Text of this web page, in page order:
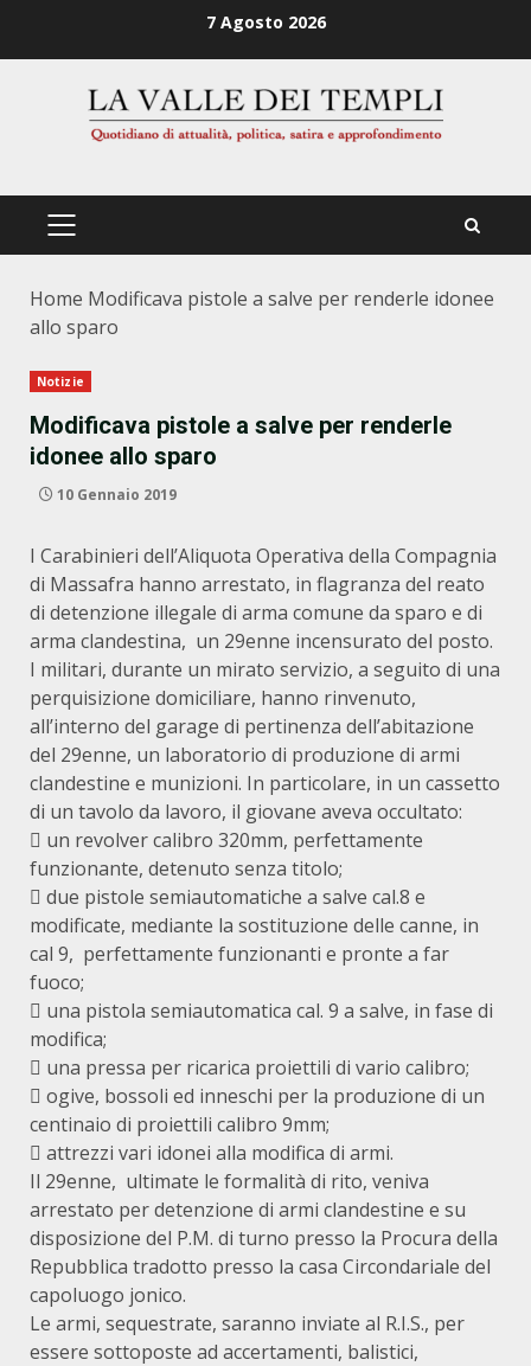
7 Agosto 2026
PRIMÄRES
Home Modificava pistole a salve per renderle idonee
allo sparo
Notizie
Modificava pistole a salve per renderle
idonee allo sparo
10 Gennaio 2019
I Carabinieri dell’Aliquota Operativa della Compagnia
di Massafra hanno arrestato, in flagranza del reato
di detenzione illegale di arma comune da sparo e di
arma clandestina, un 29enne incensurato del posto.
I militari, durante un mirato servizio, a seguito di una
perquisizione domiciliare, hanno rinvenuto,
all’interno del garage di pertinenza dell’abitazione
del 29enne, un laboratorio di produzione di armi
clandestine e munizioni. In particolare, in un cassetto
di un tavolo da lavoro, il giovane aveva occultato:
 un revolver calibro 320mm, perfettamente
funzionante, detenuto senza titolo;
 due pistole semiautomatiche a salve cal.8 e
modificate, mediante la sostituzione delle canne, in
cal 9, perfettamente funzionanti e pronte a far
fuoco;
 una pistola semiautomatica cal. 9 a salve, in fase di
modifica;
 una pressa per ricarica proiettili di vario calibro;
 ogive, bossoli ed inneschi per la produzione di un
centinaio di proiettili calibro 9mm;
 attrezzi vari idonei alla modifica di armi.
Il 29enne, ultimate le formalità di rito, veniva
arrestato per detenzione di armi clandestine e su
disposizione del P.M. di turno presso la Procura della
Repubblica tradotto presso la casa Circondariale del
capoluogo jonico.
Le armi, sequestrate, saranno inviate al R.I.S., per
essere sottoposte ad accertamenti, balistici,